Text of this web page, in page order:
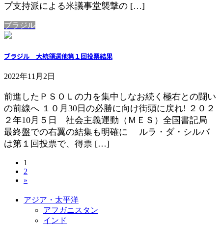
プ支持派による米議事堂襲撃の […]
ブラジル
ブラジル 大統領選他第１回投票結果
2022年11月2日
前進したＰＳＯＬの力を集中しなお続く極右との闘い
の前線へ １０月30日の必勝に向け街頭に戻れ! ２０２
２年10月５日 社会主義運動（ＭＥＳ）全国書記局
最終盤での右翼の結集も明確に ルラ・ダ・シルバ
は第１回投票で、得票 […]
固
定
ペ
ジ
1
固
定
ー
2
»
アジア・太平洋
アフガニスタン
インド